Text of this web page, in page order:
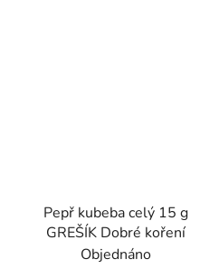
Pepř kubeba celý 15 g
GREŠÍK Dobré koření
Objednáno